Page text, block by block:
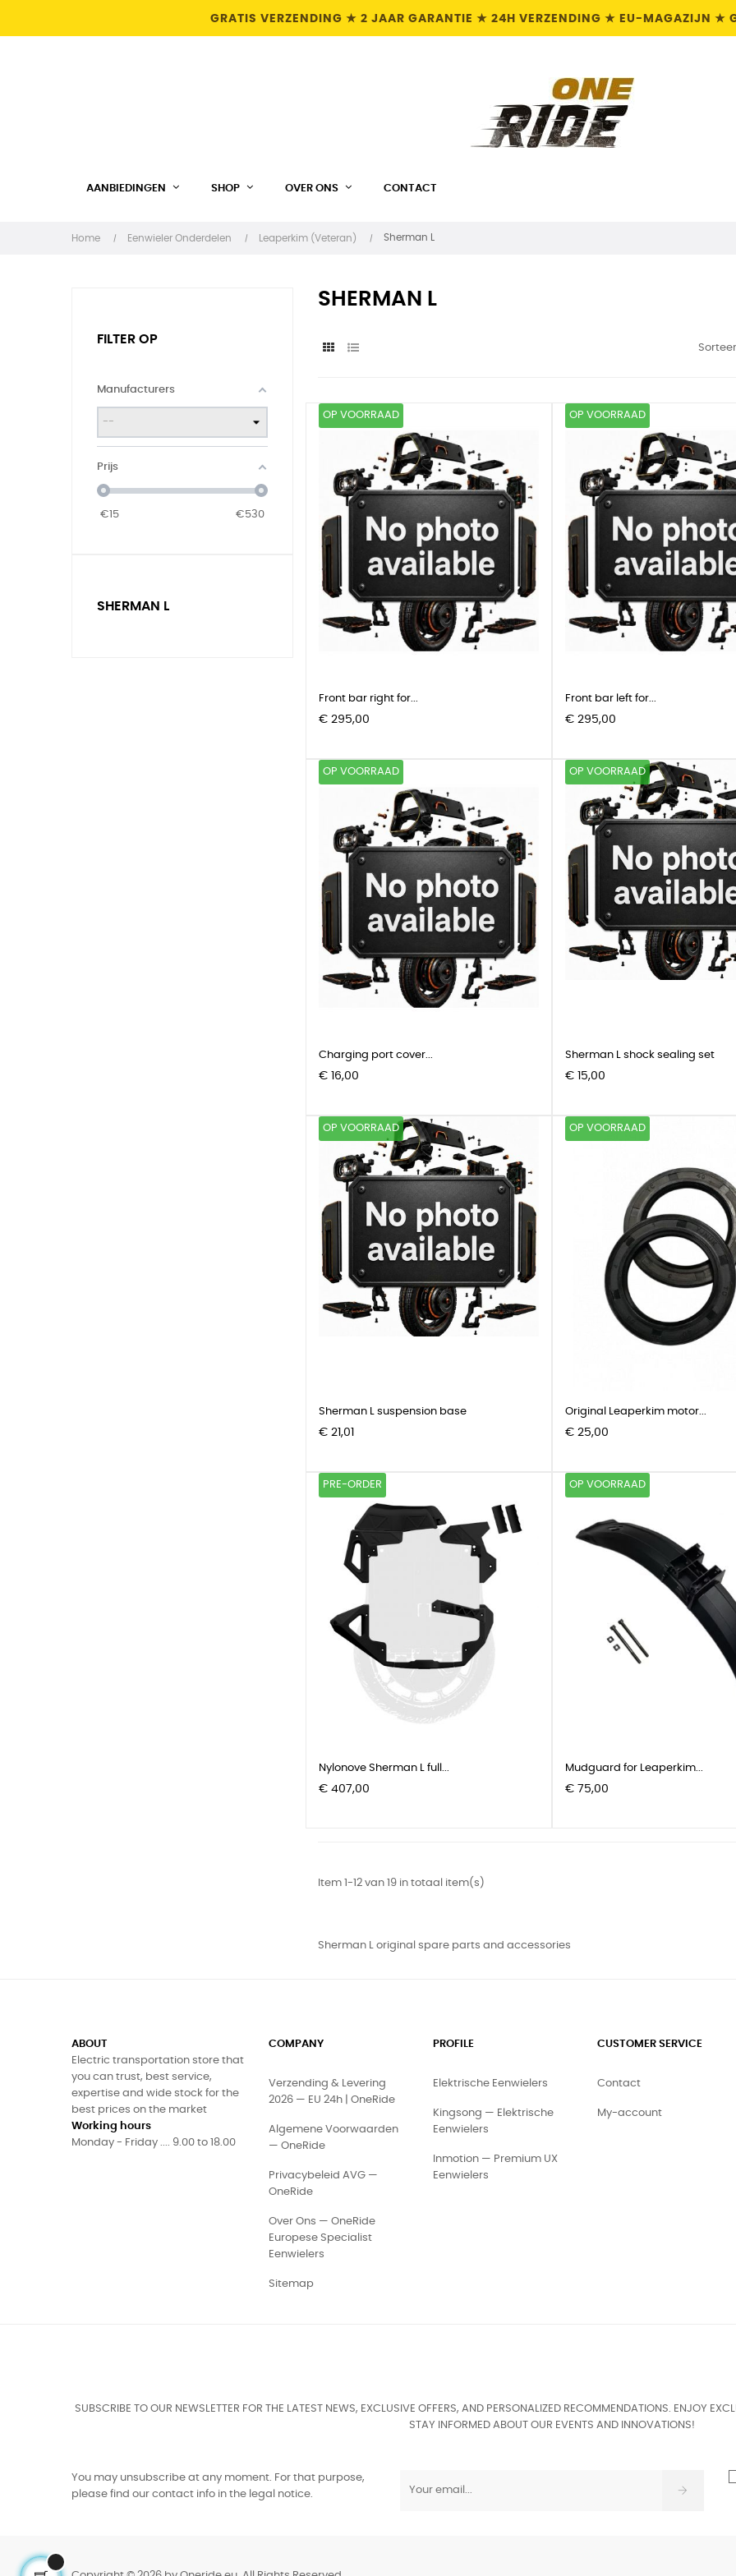
GRATIS VERZENDING ★ 2 JAAR GARANTIE ★ 24H VERZENDING ★ EU-MAGAZIJN ★
AANBIEDINGEN SHOP OVER ONS CONTACT
Home Eenwieler Onderdelen Leaperkim (Veteran) Sherman L
FILTER OP
Manufacturers
Prijs
€15 €530
SHERMAN L
SHERMAN L
OP VOORRAAD
Front bar right for...
Prijs
€ 295,00
OP VOORRAAD
Front bar left for...
Prijs
€ 295,00
OP VOORRAAD
Charging port cover...
Prijs
€ 16,00
OP VOORRAAD
Sherman L shock sealing set
Prijs
€ 15,00
OP VOORRAAD
Sherman L suspension base
Prijs
€ 21,01
OP VOORRAAD
Original Leaperkim motor...
Prijs
€ 25,00
PRE-ORDER
Nylonove Sherman L full...
Prijs
€ 407,00
OP VOORRAAD
Mudguard for Leaperkim...
Prijs
€ 75,00
Item 1-12 van 19 in totaal item(s)
Sherman L original spare parts and accessories
ABOUT
Electric transportation store that
you can trust, best service,
expertise and wide stock for the
best prices on the market
Working hours
Monday - Friday .... 9.00 to 18.00
COMPANY
Verzending & Levering
2026 — EU 24h | OneRide
Algemene Voorwaarden
— OneRide
Privacybeleid AVG —
OneRide
Over Ons — OneRide
Europese Specialist
Eenwielers
Sitemap
PROFILE
Elektrische Eenwielers
Kingsong — Elektrische
Eenwielers
Inmotion — Premium UX
Eenwielers
CUSTOMER SERVICE
Contact
My-account
SUBSCRIBE TO OUR NEWSLETTER FOR THE LATEST NEWS, EXCLUSIVE OFFERS, AND PERSONALIZED RECOMMENDATIONS. ENJOY
STAY INFORMED ABOUT OUR EVENTS AND INNOVATIONS!
You may unsubscribe at any moment. For that purpose,
please find our contact info in the legal notice.